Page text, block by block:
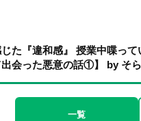
た『違和感』 授業中喋っ
会った悪意の話①】 by そら
一覧